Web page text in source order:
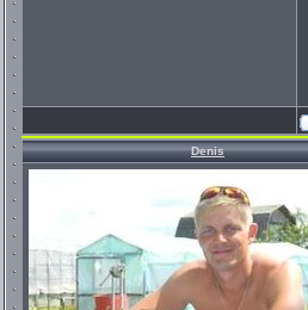
Denis